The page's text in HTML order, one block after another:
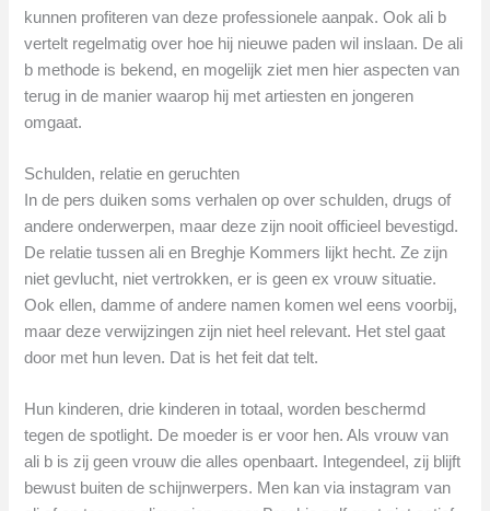
kunnen profiteren van deze professionele aanpak. Ook ali b
vertelt regelmatig over hoe hij nieuwe paden wil inslaan. De ali
b methode is bekend, en mogelijk ziet men hier aspecten van
terug in de manier waarop hij met artiesten en jongeren
omgaat.
Schulden, relatie en geruchten
In de pers duiken soms verhalen op over schulden, drugs of
andere onderwerpen, maar deze zijn nooit officieel bevestigd.
De relatie tussen ali en Breghje Kommers lijkt hecht. Ze zijn
niet gevlucht, niet vertrokken, er is geen ex vrouw situatie.
Ook ellen, damme of andere namen komen wel eens voorbij,
maar deze verwijzingen zijn niet heel relevant. Het stel gaat
door met hun leven. Dat is het feit dat telt.
Hun kinderen, drie kinderen in totaal, worden beschermd
tegen de spotlight. De moeder is er voor hen. Als vrouw van
ali b is zij geen vrouw die alles openbaart. Integendeel, zij blijft
bewust buiten de schijnwerpers. Men kan via instagram van